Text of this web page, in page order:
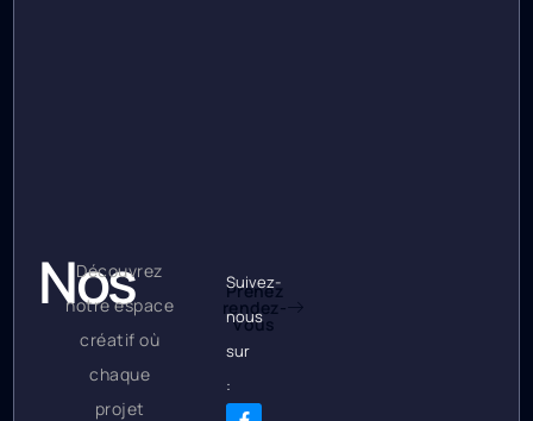
Nos
Bureaux
Découvrez
notre espace
créatif où
chaque
projet
Prenez
rendez-
vous
Suivez-
nous
sur
: